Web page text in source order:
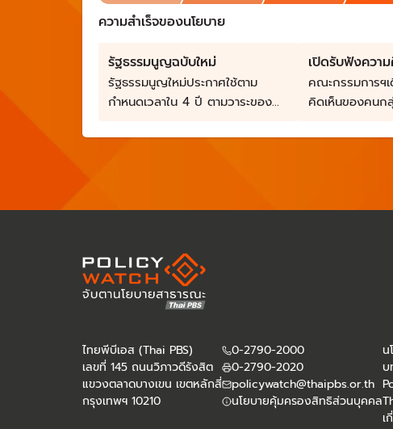
ความสำเร็จของนโยบาย
รัฐธรรมนูญฉบับใหม่
รัฐธรรมนูญใหม่ประกาศใช้ตาม
กำหนดเวลาใน 4 ปี ตามวาระของ
เปิดรับฟังควา
คณะกรรมการฯ
คิดเห็นของคนก
ภายในปีนี้
ไทยพีบีเอส (Thai PBS)
เลขที่ 145 ถนนวิภาวดีรังสิต
แขวงตลาดบางเขน เขตหลักสี่
กรุงเทพฯ 10210
0-2790-2000
0-2790-2020
policywatch@thaipbs.or.th
นโยบายคุ้มครองสิทธิส่วนบุคคล
น
บ
เ